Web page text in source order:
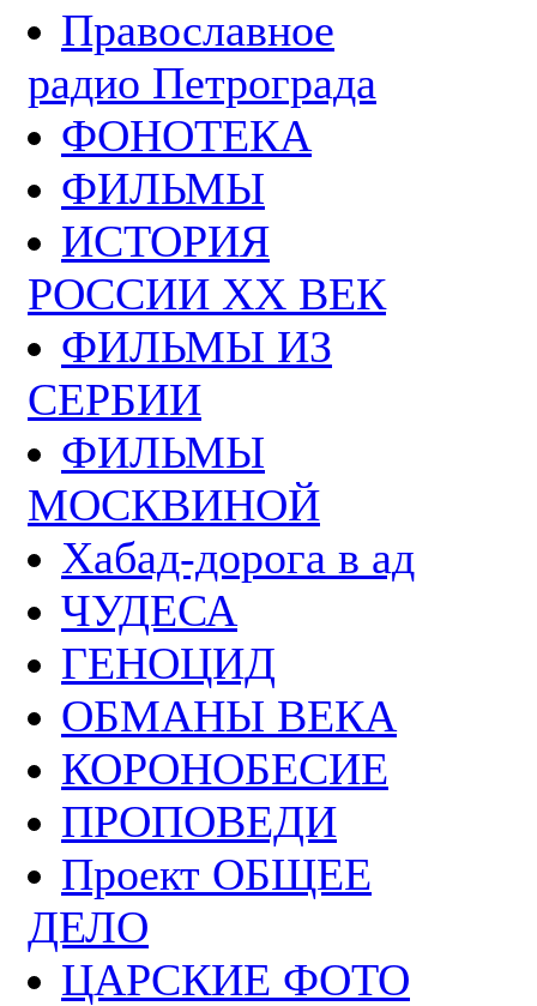
Православное
радио Петрограда
ФОНОТЕКА
ФИЛЬМЫ
ИСТОРИЯ
РОССИИ ХХ ВЕК
ФИЛЬМЫ ИЗ
СЕРБИИ
ФИЛЬМЫ
МОСКВИНОЙ
Хабад-дорога в ад
ЧУДЕСА
ГЕНОЦИД
ОБМАНЫ ВЕКА
КОРОНОБЕСИЕ
ПРОПОВЕДИ
Проект ОБЩЕЕ
ДЕЛО
ЦАРСКИЕ ФОТО